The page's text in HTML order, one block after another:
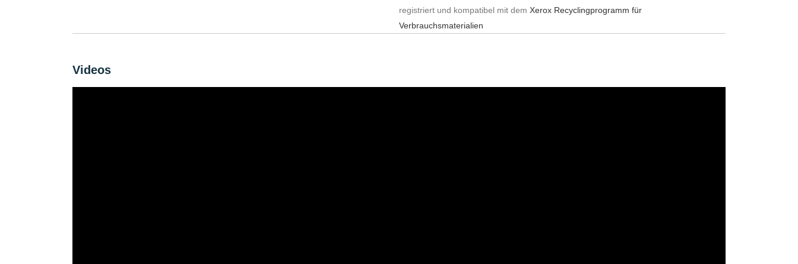
registriert und kompatibel mit dem Xerox Recyclingprogramm für
Verbrauchsmaterialien
Videos